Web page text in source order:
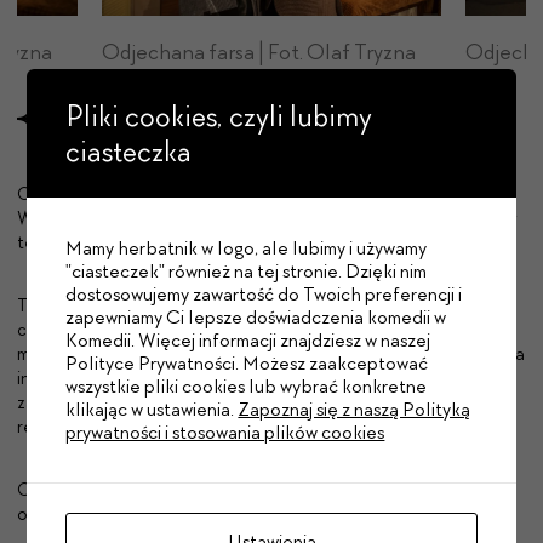
Odjechana farsa | Fot. Olaf Tryzna
Czy jeden mały pokoik hotelowy może pomieścić aż 10 osób?
Wszystko wskazuje na to, że owszem, może - szczególnie, jeśli w
te 10 osób wciela się dwójka aktorów!
Tak więc przez mały średnio przytulny apartament przewija się
cała plejada postaci – od znanego autora poradników
małżeńskich i jego nieszczęśliwą, znudzoną żonę, przez senatora
incognito wraz z kochanką, rozśpiewaną i roztańczoną siostrę
zakonną, wścibskiego boya hotelowego, aż po przebiegłą
reporterkę miejscowej stacji telewizyjnej.
Chyba nie trzeba dodawać, że większość postaci nie ma pojęcia
o swoim wzajemnym istnieniu!
Pliki cookies, czyli lubimy
ciasteczka
Mamy herbatnik w logo, ale lubimy i używamy
"ciasteczek" również na tej stronie. Dzięki nim
dostosowujemy zawartość do Twoich preferencji i
zapewniamy Ci lepsze doświadczenia komedii w
Komedii. Więcej informacji znajdziesz w naszej
Polityce Prywatności. Możesz zaakceptować
wszystkie pliki cookies lub wybrać konkretne
klikając w ustawienia. Zapoznaj się z naszą Polityką
prywatności i stosowania plików cookies